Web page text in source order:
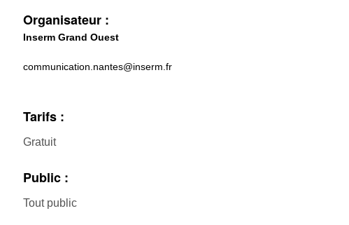
Organisateur :
Inserm Grand Ouest
communication.nantes@inserm.fr
Tarifs :
Gratuit
Public :
Tout public